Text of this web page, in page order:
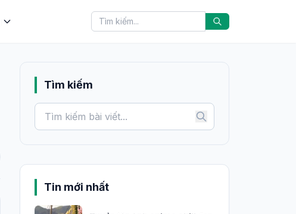
Tìm kiếm
Tin mới nhất